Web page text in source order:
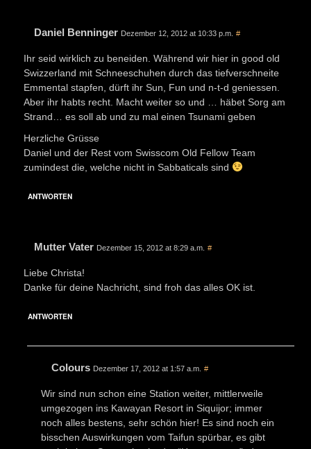
Daniel Benninger Dezember 12, 2012 at 10:33 p.m. #
Ihr seid wirklich zu beneiden. Während wir hier in good old
Swizzerland mit Schneeschuhen durch das tiefverschneite
Emmental stapfen, dürft ihr Sun, Fun und n-t-d geniessen.
Aber ihr habts recht. Macht weiter so und … häbet Sorg am
Strand… es soll ab und zu mal einen Tsunami geben
Herzliche Grüsse
Daniel und der Rest vom Swisscom Old Fellow Team
zumindest die, welche nicht in Sabbaticals sind
ANTWORTEN
Mutter Vater Dezember 15, 2012 at 8:29 a.m. #
Liebe Christa!
Danke für deine Nachricht, sind froh das alles OK ist.
ANTWORTEN
Colours Dezember 17, 2012 at 1:57 a.m. #
Wir sind nun schon eine Station weiter, mittlerweile
umgezogen ins Kawayan Resort in Siquijor; immer
noch alles bestens, sehr schön hier! Es sind noch ein
bisschen Auswirkungen vom Taifun spürbar, es gibt